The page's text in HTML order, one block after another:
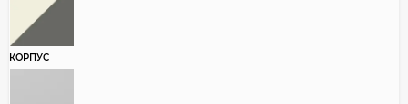
КОРПУС